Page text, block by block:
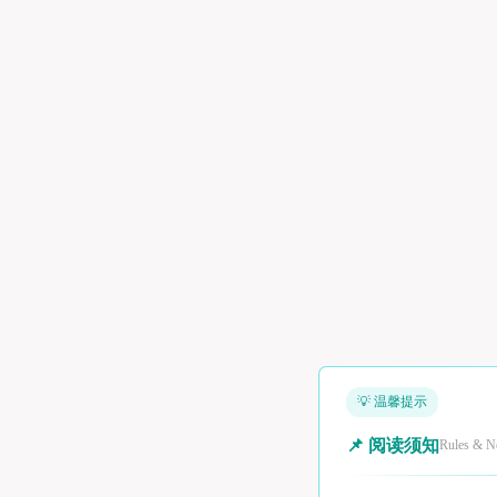
💡 温馨提示
📌 阅读须知Rules &